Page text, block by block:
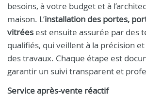
besoins, à votre budget et à
maison. L’installation des portes,
vitrées est ensuite assurée par des
qualifiés, qui veillent à la précision
des travaux. Chaque étape est
garantir un suivi transparent et
Service après-vente réactif